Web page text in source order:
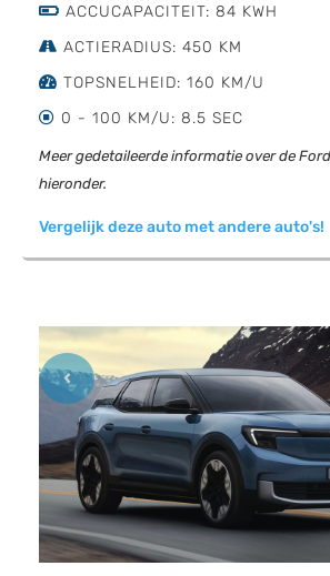
ACCUCAPACITEIT: 84 KWH
ACTIERADIUS: 450 KM
TOPSNELHEID: 160 KM/U
0 - 100 KM/U: 8.5 SEC
Meer gedetaileerde informatie over de
hieronder.
Vergelijk deze auto met andere auto's!
Previous